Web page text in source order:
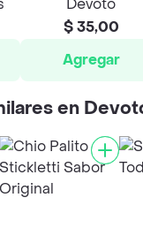
Devoto
$ 35,00
Agregar
en